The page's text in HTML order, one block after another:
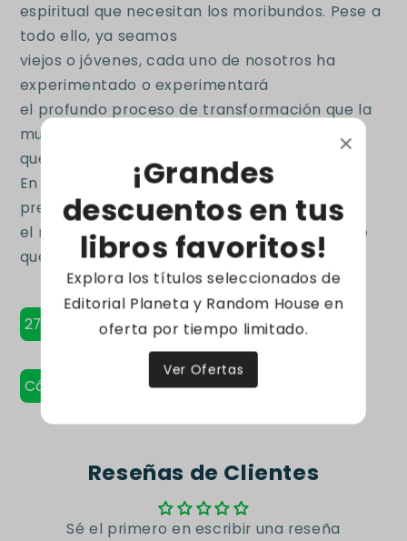
espiritual que necesitan los moribundos. Pese a
todo ello, ya seamos
viejos o jóvenes, cada uno de nosotros ha
experimentado o experimentará
el profundo proceso de transformación que la
muerte ejerce en la vida, y
queremos entenderlo y dignificarlo.
En este libro, Osho indica el camino a una
preparación consciente para
el momento final, un proceso de apren-dizaje
que, no obstante, es vital.
276 Páginas - Tapa blanda
Código: 9789875663534
Reseñas de Clientes
Sé el primero en escribir una reseña
¡Grandes
descuentos en tus
libros favoritos!
Explora los títulos seleccionados de
Editorial Planeta y Random House en
oferta por tiempo limitado.
Ver Ofertas